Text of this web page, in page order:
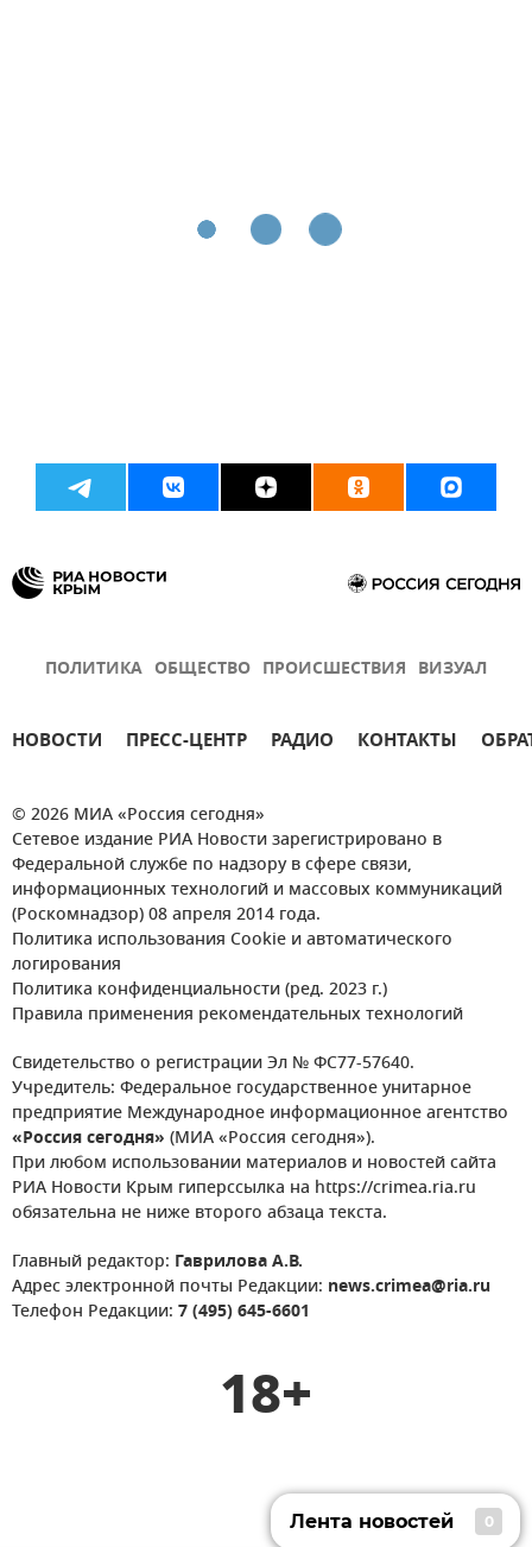
ПОЛИТИКА ОБЩЕСТВО ПРОИСШЕСТВИЯ ВИЗУАЛ
НОВОСТИ ПРЕСС-ЦЕНТР РАДИО КОНТАКТЫ
© 2026 МИА «Россия сегодня»
Сетевое издание РИА Новости зарегистрировано в
Федеральной службе по надзору в сфере связи,
информационных технологий и массовых коммуникаций
(Роскомнадзор) 08 апреля 2014 года.
Политика использования Cookie и автоматического
логирования
Политика конфиденциальности (ред. 2023 г.)
Правила применения рекомендательных технологий
Свидетельство о регистрации Эл № ФС77-57640.
Учредитель: Федеральное государственное унитарное
предприятие Международное информационное агентство
«Россия сегодня» (МИА «Россия сегодня»).
При любом использовании материалов и новостей сайта
РИА Новости Крым гиперссылка на https://crimea.ria.ru
обязательна не ниже второго абзаца текста.
Главный редактор: Гаврилова А.В.
Адрес электронной почты Редакции: news.crimea@ria.ru
Телефон Редакции: 7 (495) 645-6601
18+
Лента новостей 0